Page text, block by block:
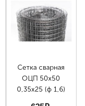
Сетка сварная
ОЦП 50х50
0,35х25 (ф 1,6)